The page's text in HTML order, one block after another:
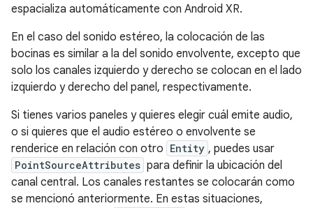
espacializa automáticamente con Android XR.
En el caso del sonido estéreo, la colocación de las
bocinas es similar a la del sonido envolvente, excepto que
solo los canales izquierdo y derecho se colocan en el lado
izquierdo y derecho del panel, respectivamente.
Si tienes varios paneles y quieres elegir cuál emite audio,
o si quieres que el audio estéreo o envolvente se
renderice en relación con otro Entity , puedes usar
PointSourceAttributes para definir la ubicación del
canal central. Los canales restantes se colocarán como
se mencionó anteriormente. En estas situaciones,